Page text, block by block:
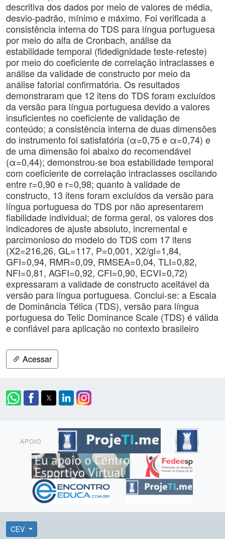
descritiva dos dados por meio de valores de média,
desvio-padrão, mínimo e máximo. Foi verificada a
consistência interna do TDS para língua portuguesa
por meio do alfa de Cronbach, análise da
estabilidade temporal (fidedignidade teste-reteste)
por meio do coeficiente de correlação intraclasses e
análise da validade de constructo por meio da
análise fatorial confirmatória. Os resultados
demonstraram que 12 itens do TDS foram excluídos
da versão para língua portuguesa devido a valores
insuficientes no coeficiente de validação de
conteúdo; a consistência interna de duas dimensões
do instrumento foi satisfatória (α=0,75 e α=0,74) e
de uma dimensão foi abaixo do recomendável
(α=0,44); demonstrou-se boa estabilidade temporal
com coeficiente de correlação intraclasses oscilando
entre r=0,90 e r=0,98; quanto à validade de
constructo, 13 itens foram excluídos da versão para
língua portuguesa do TDS por não apresentarem
fiabilidade individual; de forma geral, os valores dos
indicadores de ajuste absoluto, incremental e
parcimonioso do modelo do TDS com 17 itens
(X2=216,26, GL=117, P=0,001, X2/gl=1,84,
GFI=0,94, RMR=0,09, RMSEA=0,04, TLI=0,82,
NFI=0,81, AGFI=0,92, CFI=0,90, ECVI=0,72)
expressaram a validade de constructo aceitável da
versão para língua portuguesa. Conclui-se: a Escala
de Dominância Télica (TDS), versão para língua
portuguesa do Telic Dominance Scale (TDS) é válida
e confiável para aplicação no contexto brasileiro
Acessar
APOIO
CEV